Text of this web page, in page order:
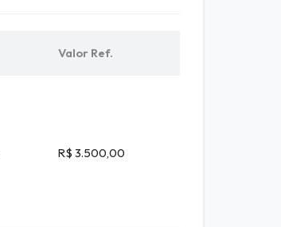
Valor Ref.
R$ 3.500,00